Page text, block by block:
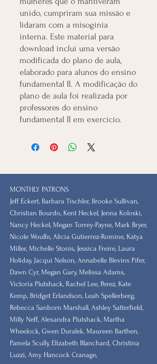
unido, cumpriram sua missão e
lidaram com a misoginia
interna. Este material para
download inclui uma versão
modificada do plano de aula,
elaborado para alunos do ensino
fundamental II. A modificação do
plano de aula foi realizada por
professores do ensino
fundamental II em exercício.
MONTHLY PATRONS
​Jeff Eckert, Barbara Tischler, Brooke Sullivan,
Christian Bourdo, Kent Heckel, Jenna Koloski,
Nancy Heckel, Megan Torrey-Payne, Mark Bryer,
Nicole Woulfe, Alicia Gutierrez-Romine, Katya
Miller, Michelle Stonis, Jessica Freire, Laura
Holiday, Jacqui Nelson, Annabelle Blevins Pifer,
Dawn Cyr, Megan Gary, Melissa Adams,
Victoria Plutshack, Rachel Lee, Perez, Kate
Kemp, Bridget Erlandson, Leah Spellerberg,
Rebecca Sanborn Marshall​, Ashley Satterfield,
Milly Neff, Alexandra Plutshack, Martha
Wheelock, Gwen Duralek, Maureen Barthen,
Pamela Scully, Elizabeth Blanchard, Christina
Luzzi, Amy Hancock Cranage,